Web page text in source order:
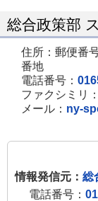
総合政策部
住所：郵便番
番地
電話番号：
ファクシミリ
メール： ny-
情報発信元： 総
電話番号：